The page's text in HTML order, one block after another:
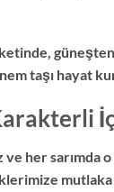
taşı hayat
ve her sarımda